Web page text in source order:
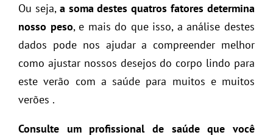
Ou seja, a soma destes quatros fatores determina
nosso peso, e mais do que isso, a análise destes
dados pode nos ajudar a compreender melhor
como ajustar nossos desejos do corpo lindo para
este verão com a saúde para muitos e muitos
verões .
Consulte um profissional de saúde que você